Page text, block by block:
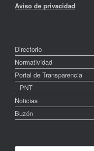
Aviso de privacidad
Directorio
Normatividad
Portal de Transparencia
PNT
Noticias
Buzón